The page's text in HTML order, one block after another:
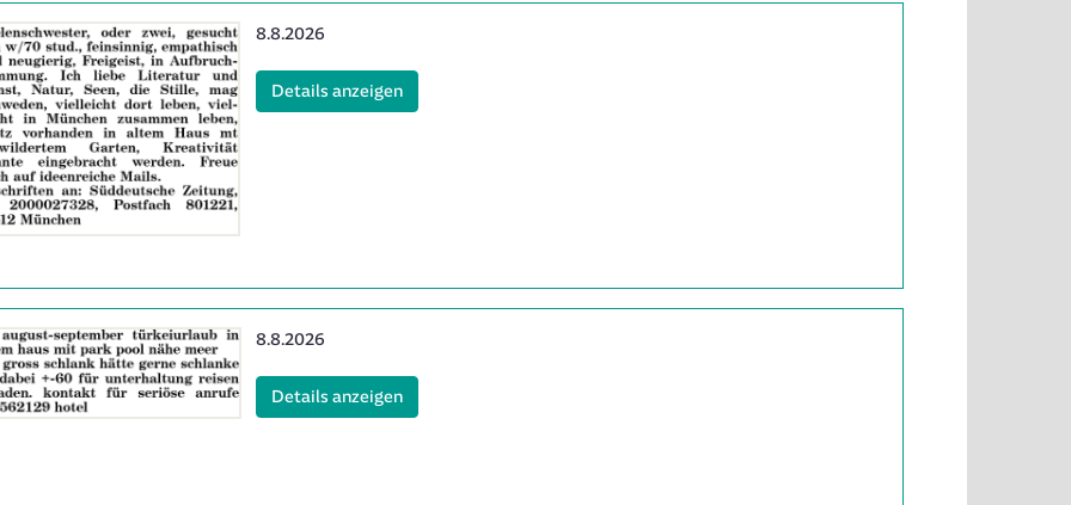
Erscheinungsdatum:
8.8.2026
Details anzeigen(ID: 2065331)
Erscheinungsdatum:
8.8.2026
Details anzeigen(ID: 2065340)